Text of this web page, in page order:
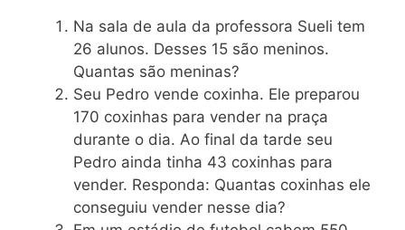
Na sala de aula da professora Sueli tem
26 alunos. Desses 15 são meninos.
Quantas são meninas?
Seu Pedro vende coxinha. Ele preparou
170 coxinhas para vender na praça
durante o dia. Ao final da tarde seu
Pedro ainda tinha 43 coxinhas para
vender. Responda: Quantas coxinhas ele
conseguiu vender nesse dia?